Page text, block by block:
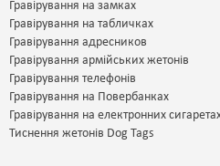
Для справжніх фанатів якісних та
колекціонує унікальні речі,
Діловим та статусним людям, тим
якісних та ексклюзивних речей.
Для відвідувачів нашої країни та
пам'ять згадку про Україну.
Для усіх людей, які просто цінують
Гравірування на замках
Гравірування на табличках
Гравірування адресников
Гравірування армійських жетонів
Гравірування телефонів
Гравірування на Повербанках
Гравірування на електронних
Тиснення жетонів Dog Tags